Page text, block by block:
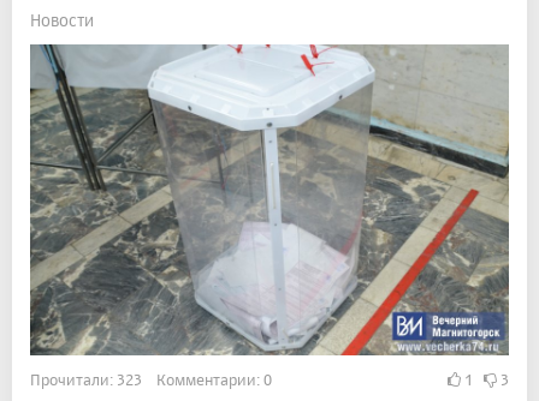
Новости
Прочитали: 323 Комментарии: 0 1 3